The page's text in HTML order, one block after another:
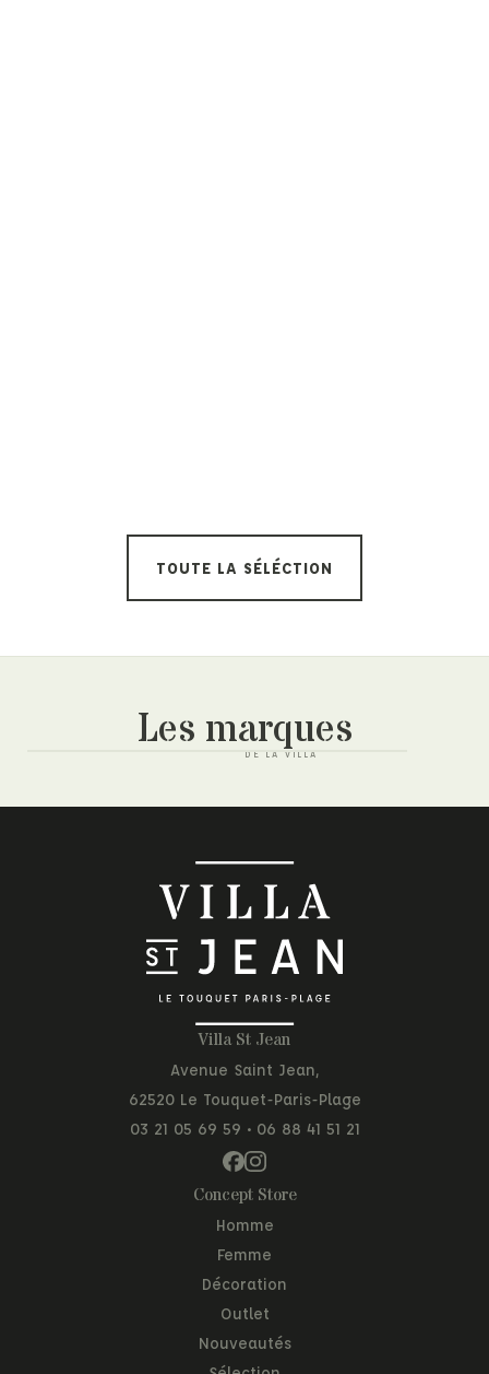
TOUTE LA SÉLÉCTION
Les marques
Villa St Jean
Avenue Saint Jean,
62520 Le Touquet-Paris-Plage
03 21 05 69 59 • 06 88 41 51 21
Concept Store
Homme
Femme
Décoration
Outlet
Nouveautés